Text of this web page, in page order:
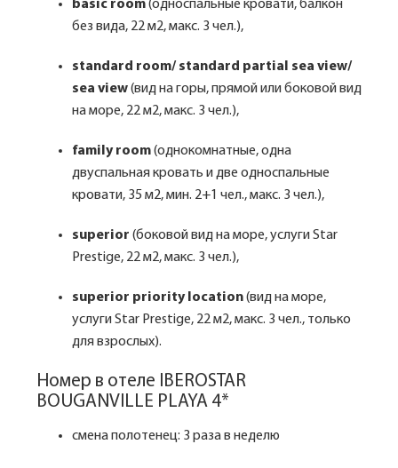
basic room(односпальные кровати, балкон
без вида, 22 м2, макс. 3 чел.),
standard room/ standard partial sea view/
sea view(вид на горы, прямой или боковой вид
на море, 22 м2, макс. 3 чел.),
family room(однокомнатные, одна
двуспальная кровать и две односпальные
кровати, 35 м2, мин. 2+1 чел., макс. 3 чел.),
superior (боковой вид на море, услуги Star
Prestige, 22 м2, макс. 3 чел.),
superior priority location(вид на море,
услуги Star Prestige, 22 м2, макс. 3 чел., только
для взрослых).
Номер в отеле IBEROSTAR
BOUGANVILLE PLAYA 4*
смена полотенец: 3 раза в неделю